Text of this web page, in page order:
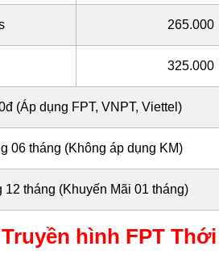
265.000
325.000
(Áp dụng FPT, VNPT, Viettel)
06 tháng (Không áp dụng KM)
12 tháng (Khuyến Mãi 01 tháng)
hình FPT